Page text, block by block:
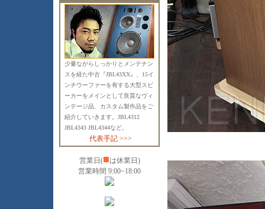
少量ながらしっかりとメンテナン
スを経た中古『JBL43XX』、15イ
ンチウーファーを有する大型スピ
ーカーをメインとして良質なヴィ
ンテージ品、カスタム製作品をご
紹介していきます。JBL4312
JBL4343 JBL4344など。
代表手記 >>>
営業日(■は休業日)
営業時間 9:00~18:00